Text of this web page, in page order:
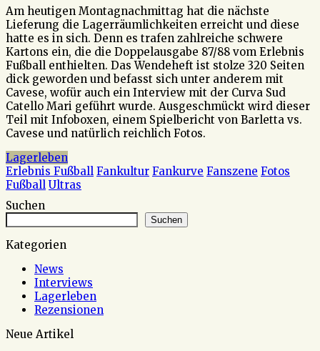
Am heutigen Montagnachmittag hat die nächste
Lieferung die Lagerräumlichkeiten erreicht und diese
hatte es in sich. Denn es trafen zahlreiche schwere
Kartons ein, die die Doppelausgabe 87/88 vom Erlebnis
Fußball enthielten. Das Wendeheft ist stolze 320 Seiten
dick geworden und befasst sich unter anderem mit
Cavese, wofür auch ein Interview mit der Curva Sud
Catello Mari geführt wurde. Ausgeschmückt wird dieser
Teil mit Infoboxen, einem Spielbericht von Barletta vs.
Cavese und natürlich reichlich Fotos.
Lagerleben
Erlebnis Fußball Fankultur Fankurve Fanszene Fotos
Fußball Ultras
Suchen
Suchen
Kategorien
News
Interviews
Lagerleben
Rezensionen
Neue Artikel